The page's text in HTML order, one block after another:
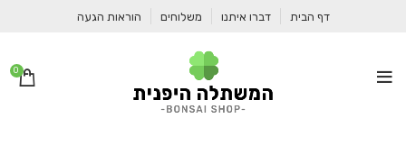
דף הבית דברו איתנו משלוחים הוראות הגעה
0